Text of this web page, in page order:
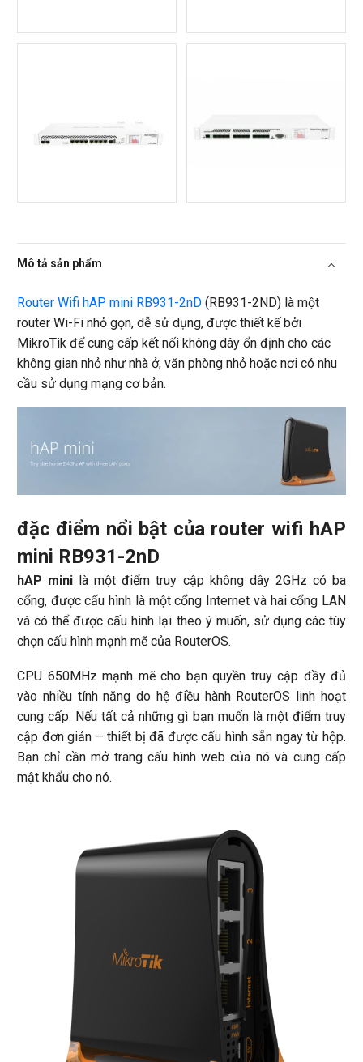
Mô tả sản phẩm
Router Wifi hAP mini RB931-2nD (RB931-2ND) là một
router Wi-Fi nhỏ gọn, dễ sử dụng, được thiết kế bởi
MikroTik để cung cấp kết nối không dây ổn định cho các
không gian nhỏ như nhà ở, văn phòng nhỏ hoặc nơi có nhu
cầu sử dụng mạng cơ bản.
đặc điểm nổi bật của router wifi hAP
mini RB931-2nD
hAP mini là một điểm truy cập không dây 2GHz có ba
cổng, được cấu hình là một cổng Internet và hai cổng LAN
và có thể được cấu hình lại theo ý muốn, sử dụng các tùy
chọn cấu hình mạnh mẽ của RouterOS.
CPU 650MHz mạnh mẽ cho bạn quyền truy cập đầy đủ
vào nhiều tính năng do hệ điều hành RouterOS linh hoạt
cung cấp. Nếu tất cả những gì bạn muốn là một điểm truy
cập đơn giản – thiết bị đã được cấu hình sẵn ngay từ hộp.
Bạn chỉ cần mở trang cấu hình web của nó và cung cấp
mật khẩu cho nó.